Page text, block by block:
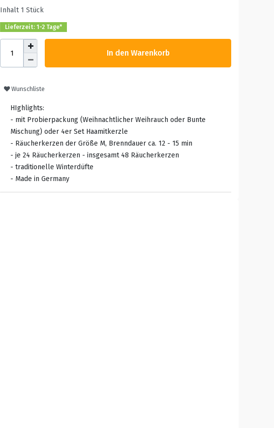
Inhalt 1 Stück
Lieferzeit: 1-2 Tage*
In den Warenkorb
Wunschliste
HIghlights:
- mit Probierpackung (Weihnachtlicher Weihrauch oder Bunte
Mischung) oder 4er Set Haamitkerzle
- Räucherkerzen der Größe M, Brenndauer ca. 12 - 15 min
- je 24 Räucherkerzen - insgesamt 48 Räucherkerzen
- traditionelle Winterdüfte
- Made in Germany